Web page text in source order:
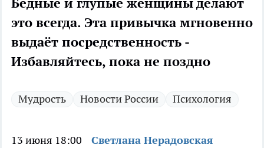
это всегда. Эта привычка мгновенно
выдаёт посредственность -
Избавляйтесь, пока не поздно
Мудрость Новости России Психология
13 июня 18:00 Светлана Нерадовская